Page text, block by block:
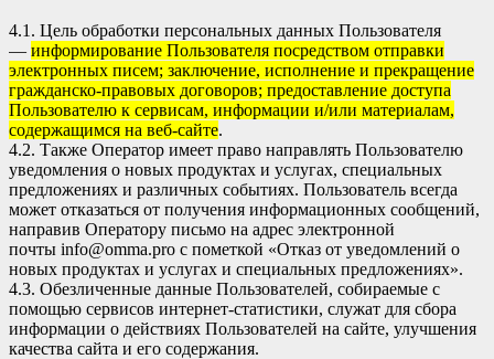
4.1. Цель обработки персональных данных Пользователя
— информирование Пользователя посредством отправки
электронных писем; заключение, исполнение и прекращение
гражданско-правовых договоров; предоставление доступа
Пользователю к сервисам, информации и/или материалам,
содержащимся на веб-сайте.
4.2. Также Оператор имеет право направлять Пользователю
уведомления о новых продуктах и услугах, специальных
предложениях и различных событиях. Пользователь всегда
может отказаться от получения информационных сообщений,
направив Оператору письмо на адрес электронной
почты info@omma.pro с пометкой «Отказ от уведомлений о
новых продуктах и услугах и специальных предложениях».
4.3. Обезличенные данные Пользователей, собираемые с
помощью сервисов интернет-статистики, служат для сбора
информации о действиях Пользователей на сайте, улучшения
качества сайта и его содержания.